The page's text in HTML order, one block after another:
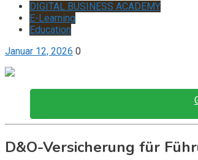
DIGITAL BUSINESS ACADEMY
E-Learning
Education
Januar 12, 2026 0
D&O-Versicherung für